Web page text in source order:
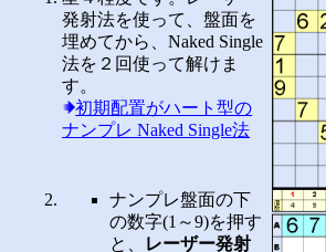
発射法を使って、盤面を
埋めてから、Naked Single
法を２回使って解けま
す。
初期配置がハート型の
ナンプレ Naked Single法
ナンプレ盤面の下
の数字(1～9)を押す
と、 レーザー発射